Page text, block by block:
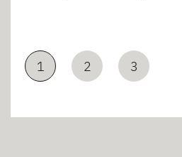
1 2 3